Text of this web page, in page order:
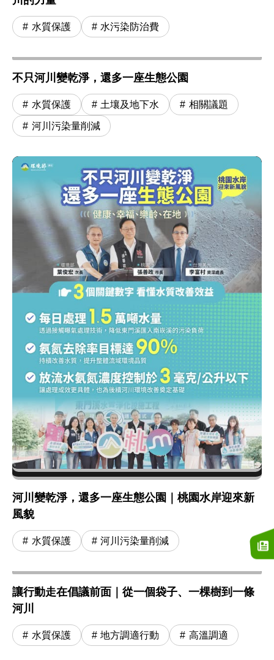
水質保護 水污染防治費
不只河川變乾淨，還多一座生態公園
水質保護 土壤及地下水 相關議題
河川污染量削減
河川變乾淨，還多一座生態公園｜桃園水岸迎來新
風貌
水質保護 河川污染量削減
讓行動走在倡議前面｜從一個袋子、一棵樹到一條
河川
水質保護 地方調適行動 高溫調適